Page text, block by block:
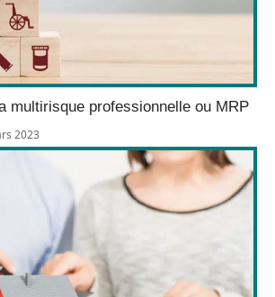
multirisque professionnelle ou MRP
2023